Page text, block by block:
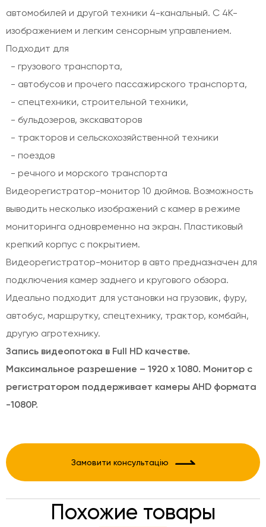
автомобилей и другой техники 4-канальный. С 4К-
изображением и легким сенсорным управлением.
Подходит для
- грузового транспорта,
- автобусов и прочего пассажирского транспорта,
- спецтехники, строительной техники,
- бульдозеров, экскаваторов
- тракторов и сельскохозяйственной техники
- поездов
- речного и морского транспорта
Видеорегистратор-монитор 10 дюймов. Возможность
выводить несколько изображений с камер в режиме
мониторинга одновременно на экран. Пластиковый
крепкий корпус с покрытием.
Видеорегистратор-монитор в авто предназначен для
подключения камер заднего и кругового обзора.
Идеально подходит для установки на грузовик, фуру,
автобус, маршрутку, спецтехнику, трактор, комбайн,
другую агротехнику.
Запись видеопотока в Full HD качестве.
Максимальное разрешение – 1920 х 1080. Монитор с
регистратором поддерживает камеры AHD формата
-1080P.
Замовити консультацію
Похожие товары